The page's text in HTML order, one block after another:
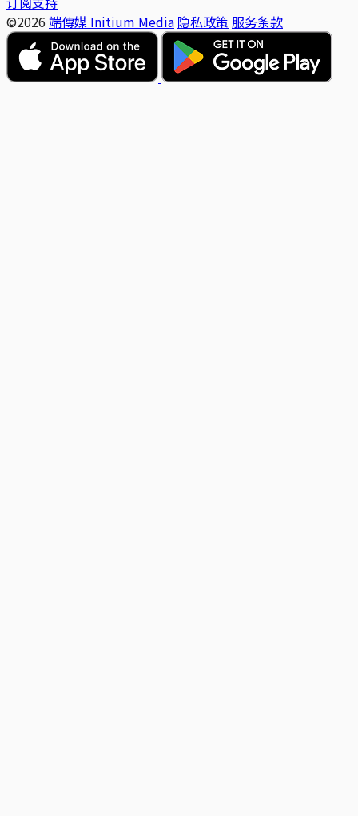
©2026 端傳媒 Initium Media 隐私政策 服务条款